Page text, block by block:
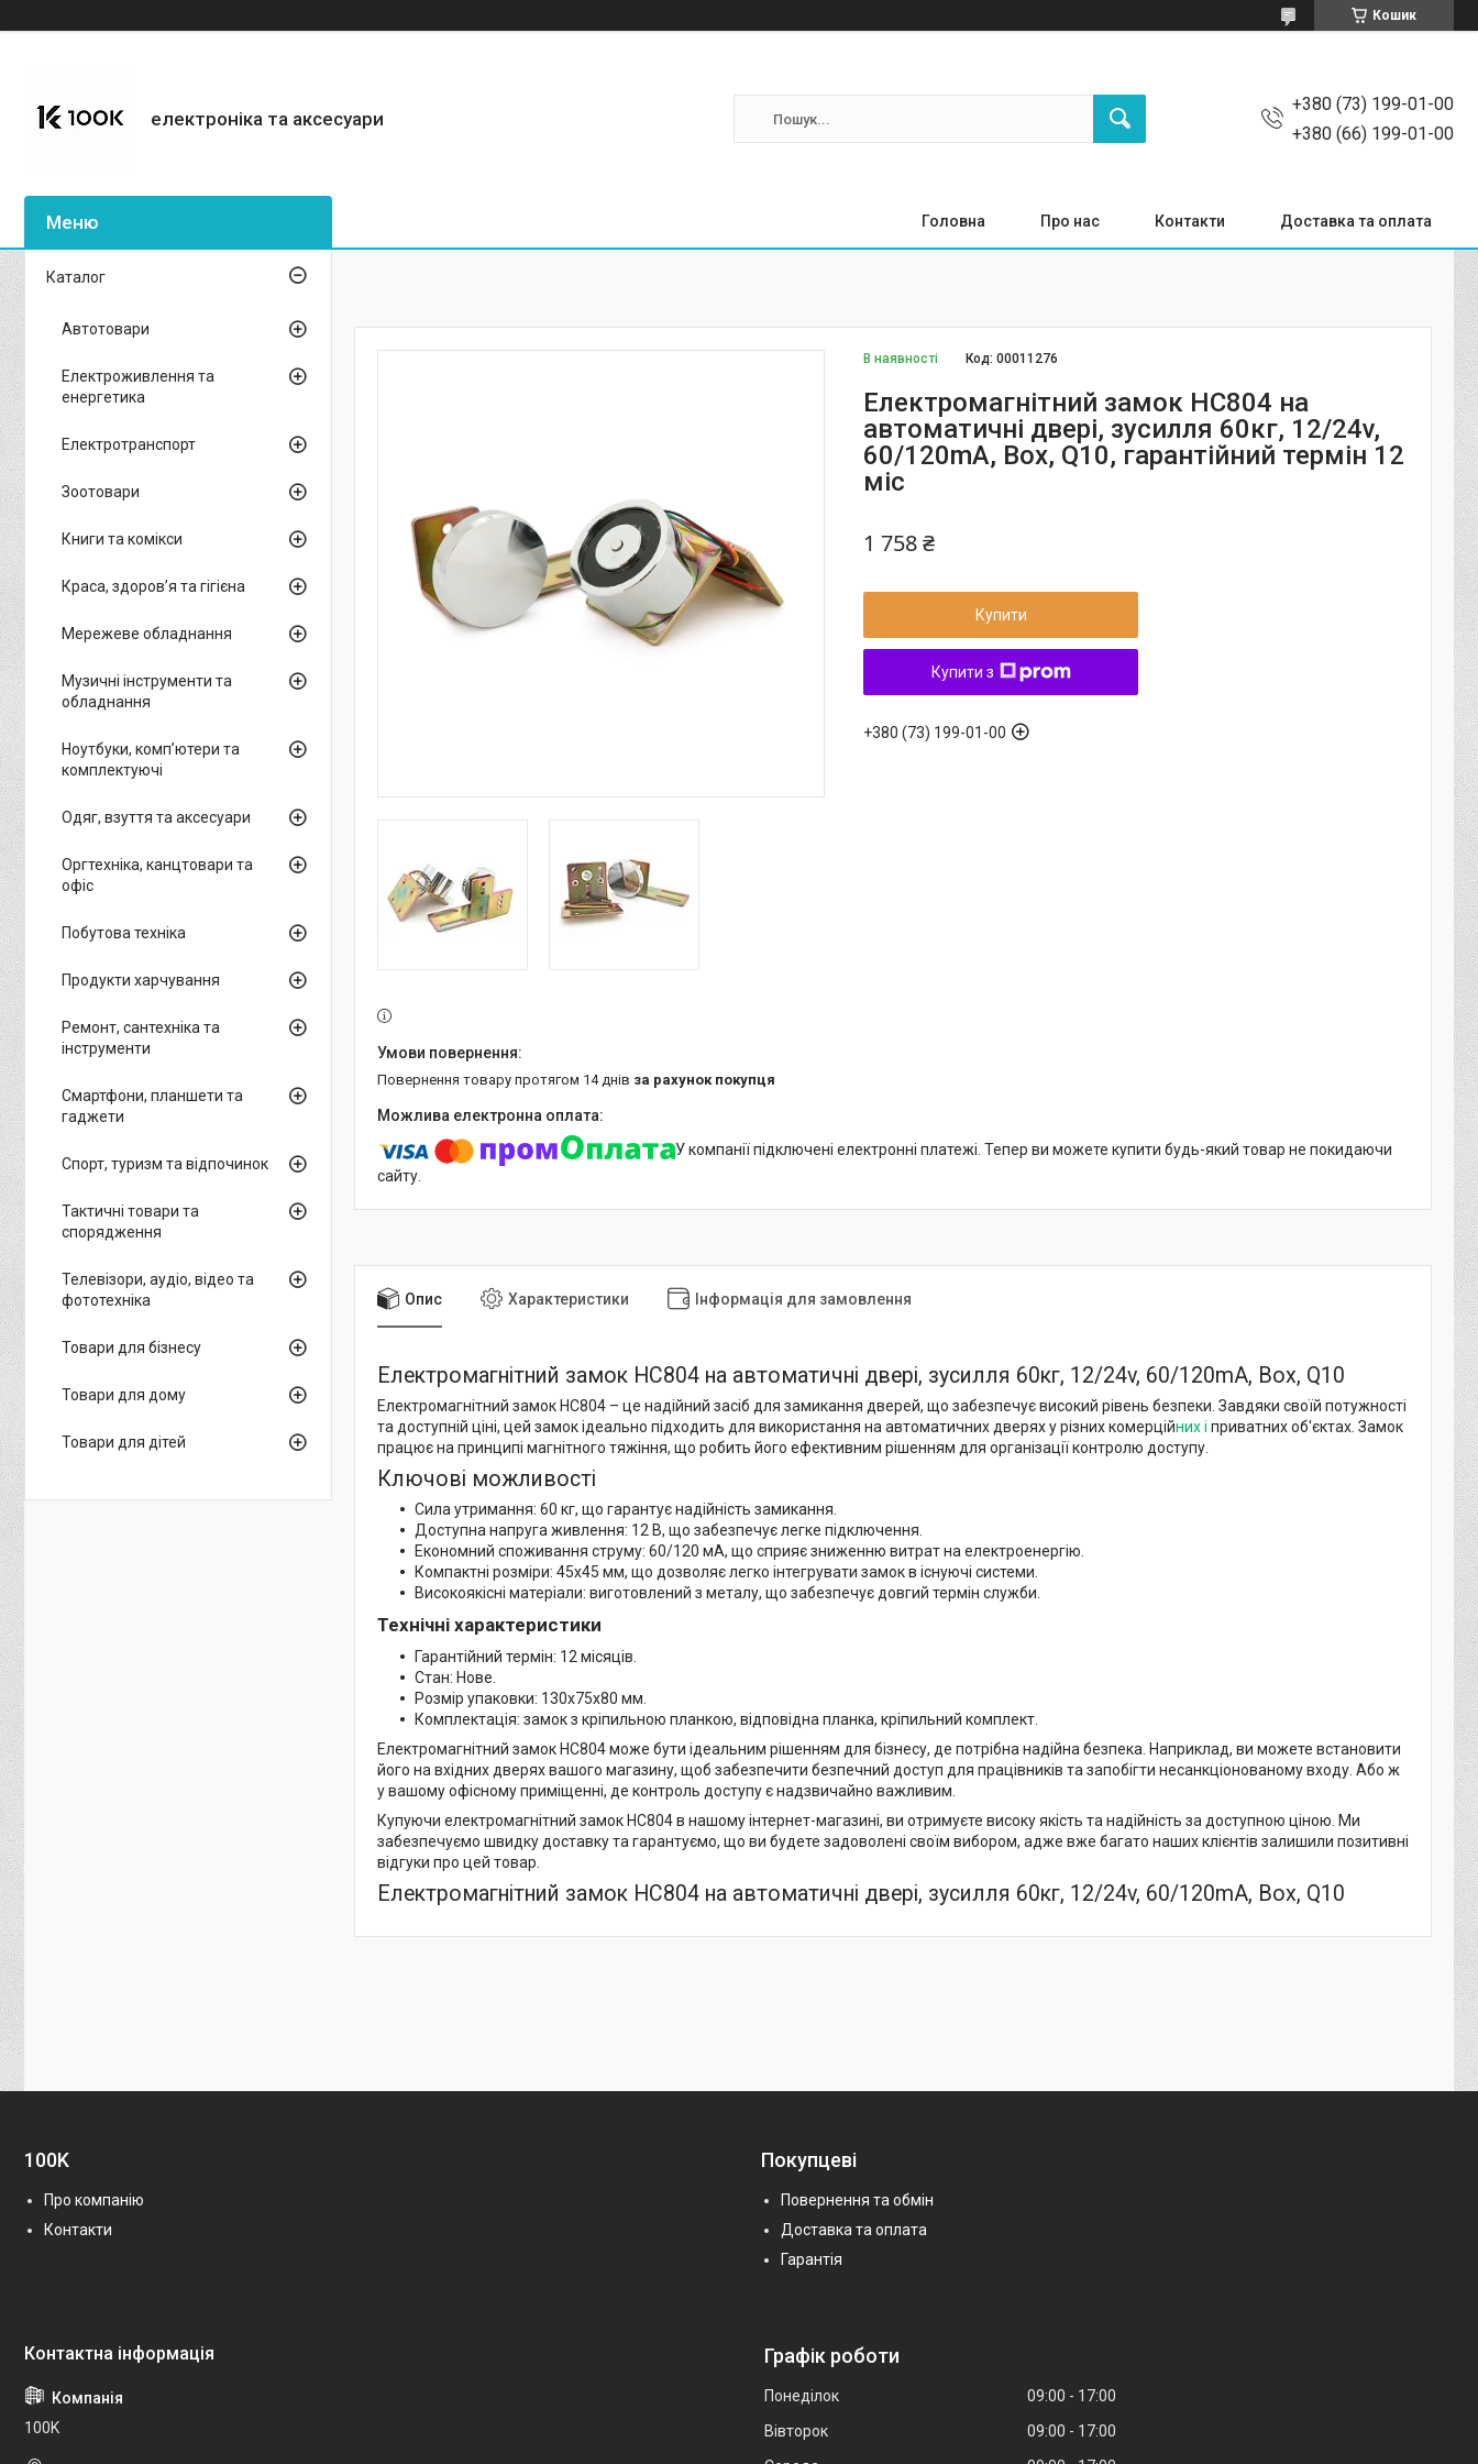
Кошик
електроніка та аксесуари
+380 (73) 199-01-00
+380 (66) 199-01-00
Головна Про нас Контакти Доставка та оплата
В наявності Код:00011276
Електромагнітний замок HC804 на
автоматичні двері, зусилля 60кг, 12/24v,
60/120mA, Box, Q10, гарантійний термін 12
міс
1 758 ₴
Купити
Купити з
+380 (73) 199-01-00
повернення товару протягом 14 днів за рахунок покупця
У компанії підключені електронні платежі. Тепер ви можете купити будь-який товар не покидаючи
сайту.
Опис Характеристики Інформація для замовлення
Електромагнітний замок HC804 на автоматичні двері, зусилля 60кг, 12/24v, 60/120mA, Box, Q10
Електромагнітний замок HC804 – це надійний засіб для замикання дверей, що забезпечує високий рівень безпеки. Завдяки своїй потужності
та доступній ціні, цей замок ідеально підходить для використання на автоматичних дверях у різних комерційних і приватних об'єктах. Замок
працює на принципі магнітного тяжіння, що робить його ефективним рішенням для організації контролю доступу.
Ключові можливості
Сила утримання: 60 кг, що гарантує надійність замикання.
Доступна напруга живлення: 12 В, що забезпечує легке підключення.
Економний споживання струму: 60/120 мА, що сприяє зниженню витрат на електроенергію.
Компактні розміри: 45х45 мм, що дозволяє легко інтегрувати замок в існуючі системи.
Високоякісні матеріали: виготовлений з металу, що забезпечує довгий термін служби.
Технічні характеристики
Гарантійний термін: 12 місяців.
Стан: Нове.
Розмір упаковки: 130х75х80 мм.
Комплектація: замок з кріпильною планкою, відповідна планка, кріпильний комплект.
Електромагнітний замок HC804 може бути ідеальним рішенням для бізнесу, де потрібна надійна безпека. Наприклад, ви можете встановити
його на вхідних дверях вашого магазину, щоб забезпечити безпечний доступ для працівників та запобігти несанкціонованому входу. Або ж
у вашому офісному приміщенні, де контроль доступу є надзвичайно важливим.
Купуючи електромагнітний замок HC804 в нашому інтернет-магазині, ви отримуєте високу якість та надійність за доступною ціною. Ми
забезпечуємо швидку доставку та гарантуємо, що ви будете задоволені своїм вибором, адже вже багато наших клієнтів залишили позитивні
відгуки про цей товар.
Електромагнітний замок HC804 на автоматичні двері, зусилля 60кг, 12/24v, 60/120mA, Box, Q10
Каталог
Автотовари
Електроживлення та
енергетика
Електротранспорт
Зоотовари
Книги та комікси
Краса, здоров’я та гігієна
Мережеве обладнання
Музичні інструменти та
обладнання
Ноутбуки, комп’ютери та
комплектуючі
Одяг, взуття та аксесуари
Оргтехніка, канцтовари та
офіс
Побутова техніка
Продукти харчування
Ремонт, сантехніка та
інструменти
Смартфони, планшети та
гаджети
Спорт, туризм та відпочинок
Тактичні товари та
спорядження
Телевізори, аудіо, відео та
фототехніка
Товари для бізнесу
Товари для дому
Товари для дітей
100K
Про компанію
Контакти
Покупцеві
Повернення та обмін
Доставка та оплата
Гарантія
100K
Графік роботи
Понеділок 09:00
17:00
Вівторок
09:00
17:00